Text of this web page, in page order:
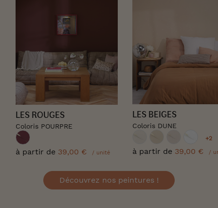
LES ROUGES
Coloris POURPRE
à partir de 39,00 € / unité
LES BEIGES
Coloris DUNE
+2
à partir de 39,00 € /
Découvrez nos peintures !